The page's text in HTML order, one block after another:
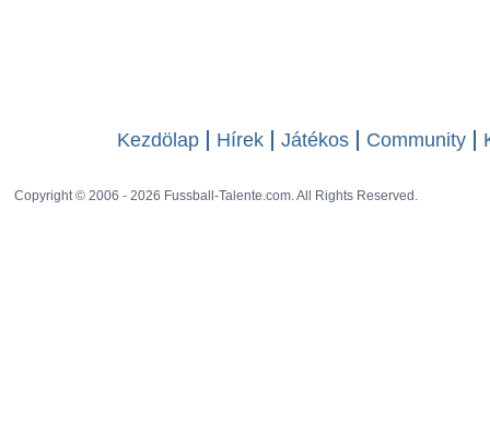
Kezdölap Hírek Játékos Community
Copyright © 2006 - 2026 Fussball-Talente.com. All Rights Reserved.